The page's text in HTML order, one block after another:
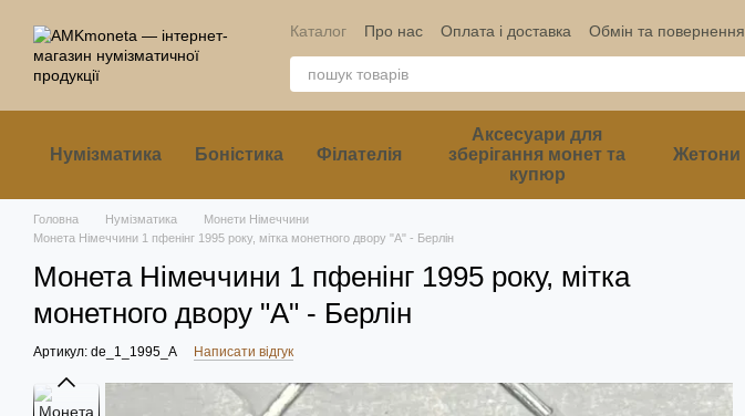
Каталог Про нас Оплата і доставка Обмін та повернення
Нумізматика Боністика Філателія
Аксесуари для
зберігання монет та
купюр
Жетони
Головна Нумізматика
Монети Німеччини
Монета Німеччини 1 пфенінг 1995 року, мітка монетного двору "A" - Берлін
Монета Німеччини 1 пфенінг 1995 року, мітка
монетного двору "A" - Берлін
Артикул: de_1_1995_А Написати відгук